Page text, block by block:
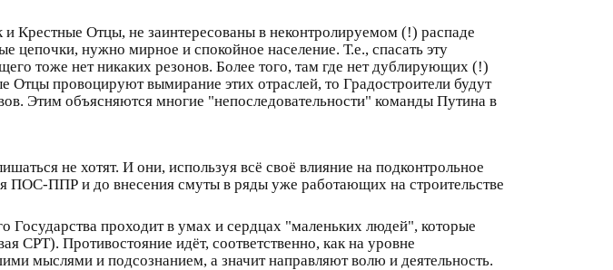
и Крестные Отцы, не заинтересованы в неконтролируемом (!) распаде
нужно мирное и спокойное население. Т.е., спасать эту
тоже нет никаких резонов. Более того, там где нет дублирующих (!)
Отцы провоцируют вымирание этих отраслей, то Градостроители будут
Этим объясняются многие "непоследовательности" команды Путина в
не хотят. И они, используя всё своё влияние на подконтрольное
ПОС-ППР и до внесения смуты в ряды уже работающих на строительстве
проходит в умах и сердцах "маленьких людей", которые
СРТ). Противостояние идёт, соответственно, как на уровне
мыслями и подсознанием, а значит направляют волю и деятельность.